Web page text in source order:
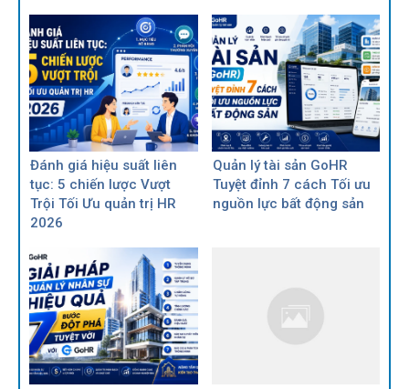
Đánh giá hiệu suất liên
tục: 5 chiến lược Vượt
Trội Tối Ưu quản trị HR
2026
Quản lý tài sản GoHR
Tuyệt đỉnh 7 cách Tối ưu
nguồn lực bất động sản